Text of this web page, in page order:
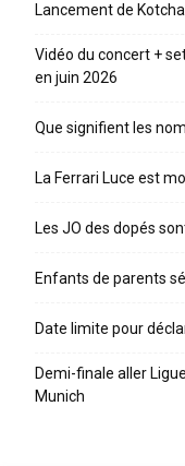
Lancement de
Vidéo du concert +
en juin 2026
Que signifient les
La Ferrari Luce est
Les JO des dopés
Enfants de parents
Date limite pour
Demi-finale aller
Munich